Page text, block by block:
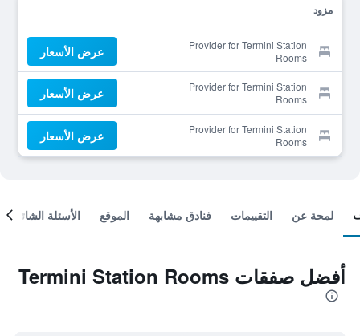
مزود
Provider for Termini Station
Rooms
عرض الأسعار
Provider for Termini Station
Rooms
عرض الأسعار
Provider for Termini Station
Rooms
عرض الأسعار
لمحة عن التقييمات فنادق مشابهة الموقع الأسئلة الشائعة
أفضل صفقات Termini Station Rooms